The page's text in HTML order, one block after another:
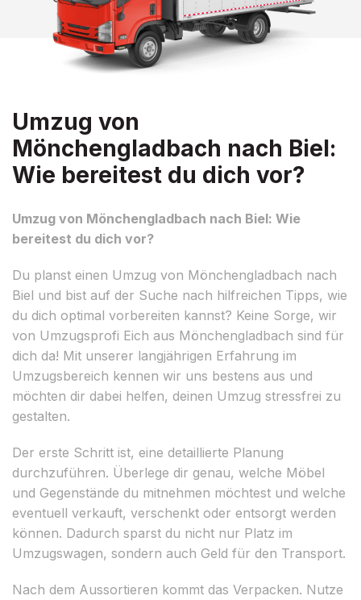
Umzug von
Mönchengladbach nach Biel:
Wie bereitest du dich vor?
Umzug von Mönchengladbach nach Biel: Wie
bereitest du dich vor?
Du planst einen Umzug von Mönchengladbach nach
Biel und bist auf der Suche nach hilfreichen Tipps, wie
du dich optimal vorbereiten kannst? Keine Sorge, wir
von Umzugsprofi Eich aus Mönchengladbach sind für
dich da! Mit unserer langjährigen Erfahrung im
Umzugsbereich kennen wir uns bestens aus und
möchten dir dabei helfen, deinen Umzug stressfrei zu
gestalten.
Der erste Schritt ist, eine detaillierte Planung
durchzuführen. Überlege dir genau, welche Möbel
und Gegenstände du mitnehmen möchtest und welche
eventuell verkauft, verschenkt oder entsorgt werden
können. Dadurch sparst du nicht nur Platz im
Umzugswagen, sondern auch Geld für den Transport.
Nach dem Aussortieren kommt das Verpacken. Nutze